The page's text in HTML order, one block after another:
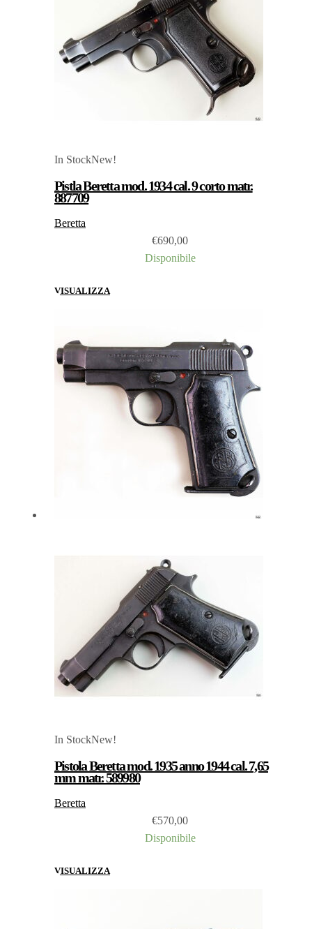
In StockNew!
Pistla Beretta mod. 1934 cal. 9 corto matr.
887709
Beretta
€690,00
Disponibile
VISUALIZZA
In StockNew!
Pistola Beretta mod. 1935 anno 1944 cal. 7,65
mm matr. 589980
Beretta
€570,00
Disponibile
VISUALIZZA